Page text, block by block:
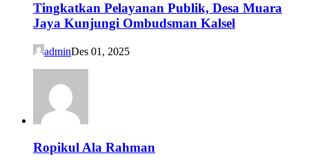
Tingkatkan Pelayanan Publik, Desa Muara
Jaya Kunjungi Ombudsman Kalsel
adminDes 01, 2025
Ropikul Ala Rahman